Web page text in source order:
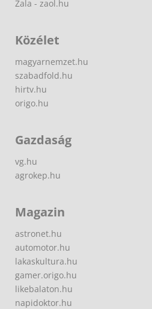
Zala - zaol.hu
Közélet
magyarnemzet.hu
szabadfold.hu
hirtv.hu
origo.hu
Gazdaság
vg.hu
agrokep.hu
Magazin
astronet.hu
automotor.hu
lakaskultura.hu
gamer.origo.hu
likebalaton.hu
napidoktor.hu